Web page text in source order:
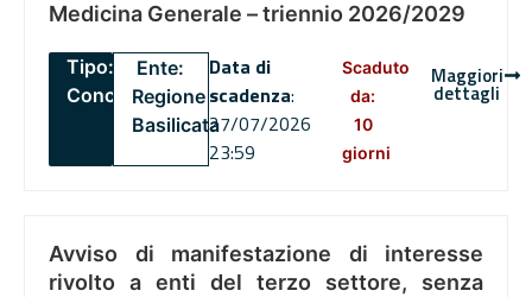
Medicina Generale – triennio 2026/2029
Tipo:
Concorsi
Ente:
Regione
Basilicata
Data di
scadenza:
27/07/2026
23:59
Scaduto
da:
10
giorni
Maggiori
dettagli
Avviso di manifestazione di interesse
rivolto a enti del terzo settore, senza